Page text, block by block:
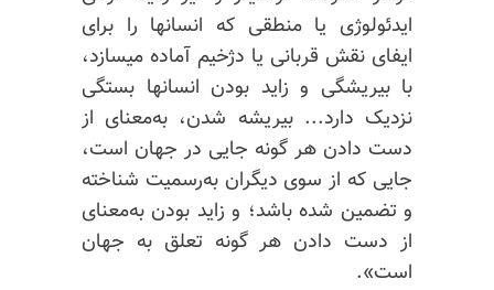
ایدئولوژی یا منطقی که انسان‎ها را برای
ایفای نقش قربانی یا دژخیم آماده می‎سازد،
با بی‎ریشگی و زاید بودن انسان‎ها بستگی
نزدیک دارد... بی‎ریشه شدن، به‌معنای از
دست دادن هر گونه جایی در جهان است،
جایی که از سوی دیگران به‌رسمیت شناخته
و تضمین شده باشد؛ و زاید بودن به‌معنای
از دست دادن هر گونه تعلق به جهان
است».